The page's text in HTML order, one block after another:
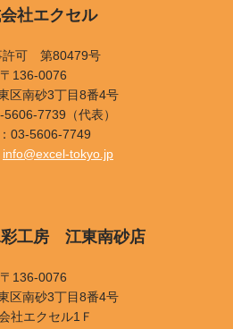
社エクセル
許可 第80479号
〒136-0076
区南砂3丁目8番4号
7739（代表）
03-5606-7749
info@excel-tokyo.jp
彩工房 江東南砂店
〒136-0076
区南砂3丁目8番4号
社エクセル1Ｆ